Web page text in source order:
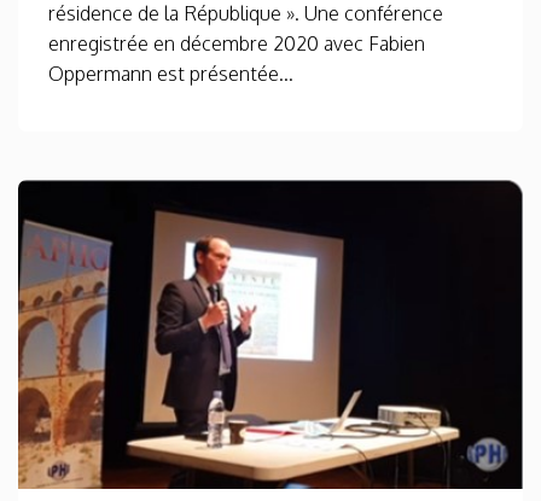
résidence de la République ». Une conférence
enregistrée en décembre 2020 avec Fabien
Oppermann est présentée...